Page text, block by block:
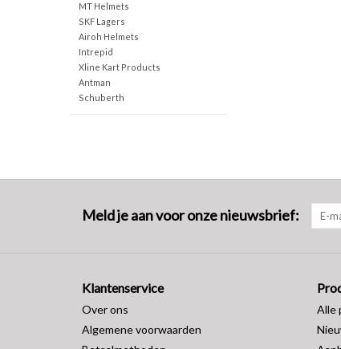
MT Helmets
SKF Lagers
Airoh Helmets
Intrepid
Xline Kart Products
Antman
Schuberth
Meld je aan voor onze nieuwsbrief:
Klantenservice
Over ons
Algemene voorwaarden
Alle